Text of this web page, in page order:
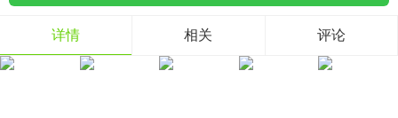
1642款游戏
351款游戏
69款游戏
经营养成
冒险解谜
详情 相关 评论